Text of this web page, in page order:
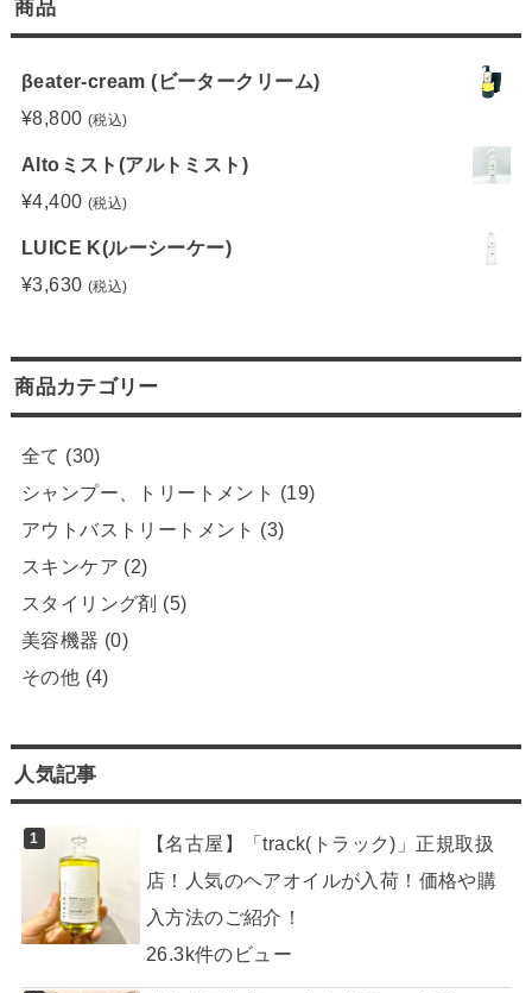
商品
βeater-cream (ビータークリーム)
¥8,800 (税込)
Altoミスト(アルトミスト)
¥4,400 (税込)
LUICE K(ルーシーケー)
¥3,630 (税込)
商品カテゴリー
全て (30)
シャンプー、トリートメント (19)
アウトバストリートメント (3)
スキンケア (2)
スタイリング剤 (5)
美容機器 (0)
その他 (4)
人気記事
【名古屋】「track(トラック)」正規取扱
店！人気のヘアオイルが入荷！価格や購
入方法のご紹介！
26.3k件のビュー